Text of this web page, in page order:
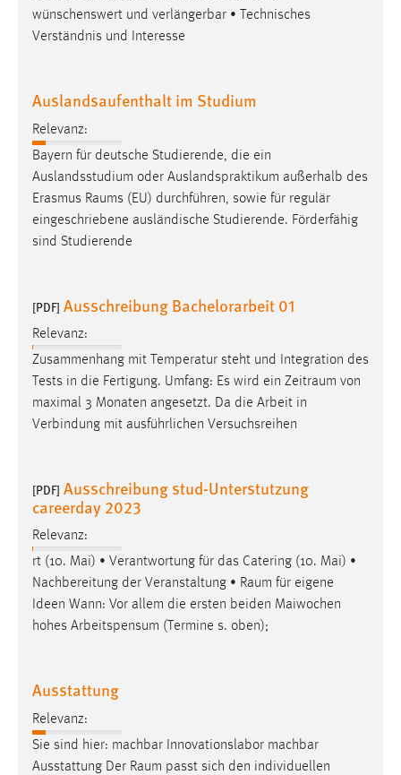
wünschenswert und verlängerbar • Technisches
Verständnis und Interesse
Auslandsaufenthalt im Studium
Relevanz:
Bayern für deutsche Studierende, die ein
Auslandsstudium oder Auslandspraktikum außerhalb des
Erasmus Raums (EU) durchführen, sowie für regulär
eingeschriebene ausländische Studierende. Förderfähig
sind Studierende
[PDF] Ausschreibung Bachelorarbeit 01
Relevanz:
Zusammenhang mit Temperatur steht und Integration des
Tests in die Fertigung. Umfang: Es wird ein Zeitraum von
maximal 3 Monaten angesetzt. Da die Arbeit in
Verbindung mit ausführlichen Versuchsreihen
[PDF] Ausschreibung stud-Unterstutzung
careerday 2023
Relevanz:
rt (10. Mai) • Verantwortung für das Catering (10. Mai) •
Nachbereitung der Veranstaltung • Raum für eigene
Ideen Wann: Vor allem die ersten beiden Maiwochen
hohes Arbeitspensum (Termine s. oben);
Ausstattung
Relevanz:
Sie sind hier: machbar Innovationslabor machbar
Ausstattung Der Raum passt sich den individuellen